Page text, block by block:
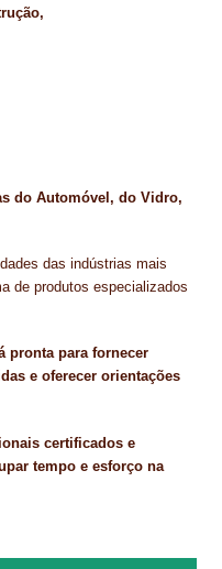
do Automóvel, do Vidro,
das indústrias mais
de produtos especializados
pronta para fornecer
e oferecer orientações
certificados e
tempo e esforço na